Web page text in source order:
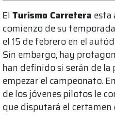
El Turismo Carretera esta
comienzo de su
el 15 de febrero en el
Sin embargo, hay
han definido si serán de
empezar el campeonato.
de los jóvenes pilotos le
que disputará el certamen